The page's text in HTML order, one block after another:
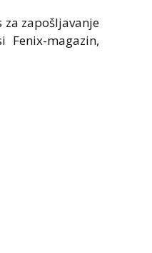
za zapošljavanje
magazin,